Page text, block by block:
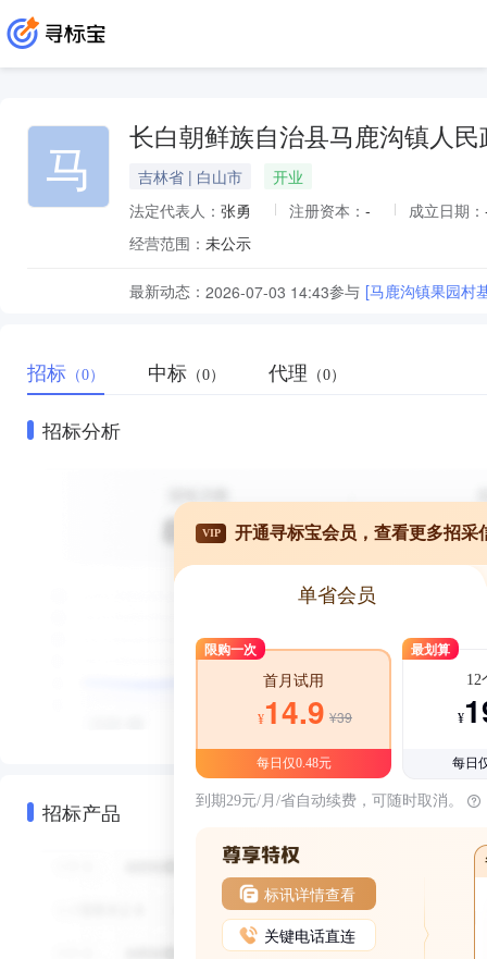
马 长白朝鲜族自治县马鹿沟镇人民
吉林省 | 白山市
开业
法定代表人： 张勇 注册资本： - 成立日期：
经营范围： 未公示
最新动态： 2026-07-03 14:43参与 [马鹿沟镇果园村
招标 （0） 中标 （0） 代理 （0）
招标分析
招标产品
VIP 开通寻标宝会员，查看更多招采
单省会员
限购一次
首月试用
¥14.9 ¥39
每日仅0.48元
最划算
12
¥
每日
到期29元/月/省自动续费，可随时取消。
标讯详情查看
关键电话直连